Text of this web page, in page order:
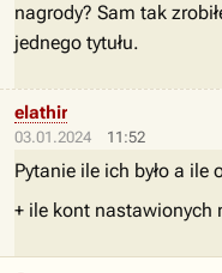
nagrody? Sam tak
jednego tytułu.
03.01.2024 11:52
elathir
Pytanie ile ich było a ile
+ ile kont nastawionych